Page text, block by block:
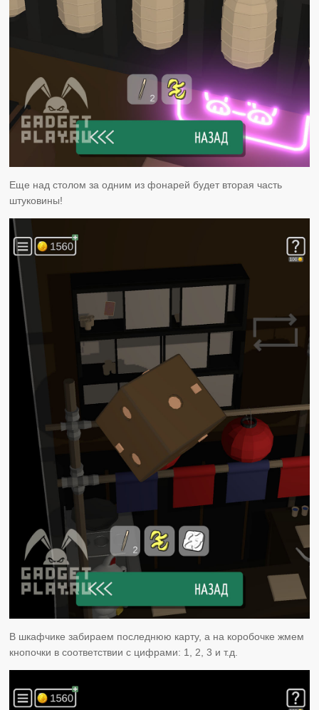
Еще над столом за одним из фонарей будет вторая часть
штуковины!
В шкафчике забираем последнюю карту, а на коробочке жмем
кнопочки в соответствии с цифрами: 1, 2, 3 и т.д.